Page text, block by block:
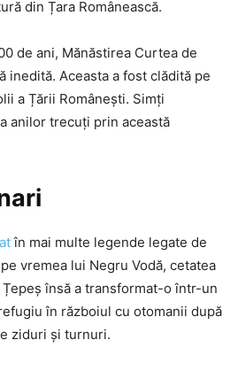
din Țara Românească.
de ani, Mănăstirea Curtea de
inedită. Aceasta a fost clădită pe
a Țării Românești. Simți
anilor trecuți prin această
în mai multe legende legate de
vremea lui Negru Vodă, cetatea
însă a transformat-o într-un
în războiul cu otomanii după
ziduri și turnuri.